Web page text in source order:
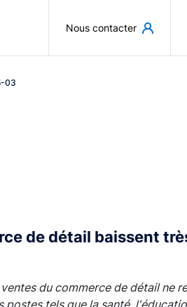
Nous contacter
03
de détail baissent
du commerce de détail ne
postes tels que la santé,